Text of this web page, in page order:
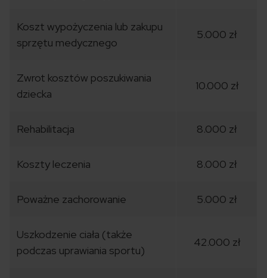
Koszt wypożyczenia lub zakupu
sprzętu medycznego
5.000 zł
Zwrot kosztów poszukiwania
dziecka
10.000 zł
Rehabilitacja 8.000 zł
Koszty leczenia 8.000 zł
Poważne zachorowanie 5.000 zł
Uszkodzenie ciała (także
podczas uprawiania sportu)
42.000 zł